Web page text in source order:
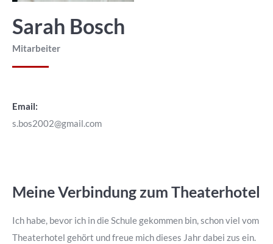
Sarah Bosch
Mitarbeiter
Email:
s.bos2002@gmail.com
Meine Verbindung zum Theaterhotel
Ich habe, bevor ich in die Schule gekommen bin, schon viel vom
Theaterhotel gehört und freue mich dieses Jahr dabei zus ein.